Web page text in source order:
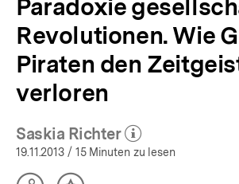
Paradoxie
Revolutionen. Wie
Piraten den
verloren
Saskia Richter
(Mehr zum Autor)
öffnen
19.11.2013 / 15 Minuten zu lesen